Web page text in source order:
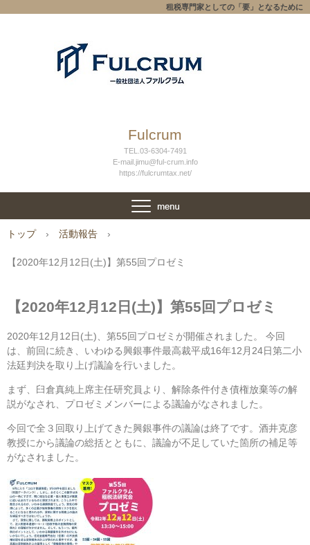
租税専門家としての「要」となるために
Fulcrum
TEL.03-6304-7491
E-mail.jimu@ful-crum.info
https://fulcrumtax.net/
トップ › 活動報告 ›
【2020年12月12日(土)】第55回プロゼミ
【2020年12月12日(土)】第55回プロゼミ
2020年12月12日(土)、第55回プロゼミが開催されました。 今回
は、前回に続き、いわゆる興銀事件最高裁平成16年12月24日第二小
法廷判決を取り上げ議論を行いました。
まず、臼倉真純上席主任研究員より、解除条件付き債権放棄等の解
説がなされ、プロゼミメンバーによる議論がなされました。
今回で全３回取り上げてきた興銀事件の議論は終了です。酒井克彦
教授にから議論の総括とともに、議論が不足していた箇所の補足等
がなされました。